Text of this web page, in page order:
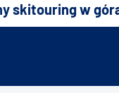
skitouring w